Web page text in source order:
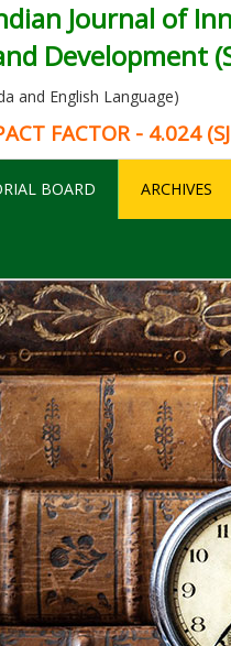
Journal of
Development
and English Language)
FACTOR - 4.024
BOARD ARCHIVES